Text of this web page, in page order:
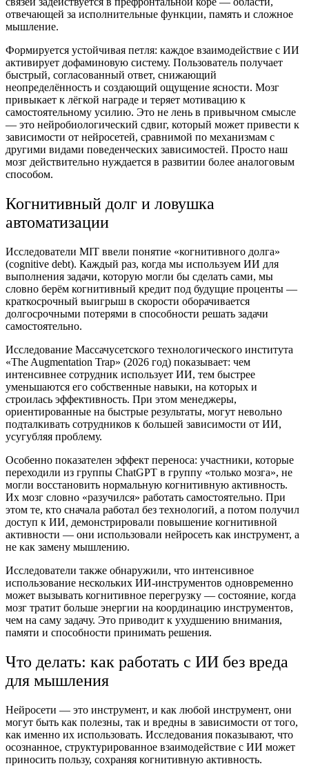
отвечающей за исполнительные функции, память и сложное
мышление.
Формируется устойчивая петля: каждое взаимодействие с ИИ
активирует дофаминовую систему. Пользователь получает
быстрый, согласованный ответ, снижающий
неопределённость и создающий ощущение ясности. Мозг
привыкает к лёгкой награде и теряет мотивацию к
самостоятельному усилию. Это не лень в привычном смысле
— это нейробиологический сдвиг, который может привести к
зависимости от нейросетей, сравнимой по механизмам с
другими видами поведенческих зависимостей. Просто наш
мозг действительно нуждается в развитии более аналоговым
способом.
Когнитивный долг и ловушка
автоматизации
Исследователи MIT ввели понятие «когнитивного долга»
(cognitive debt). Каждый раз, когда мы используем ИИ для
выполнения задачи, которую могли бы сделать сами, мы
словно берём когнитивный кредит под будущие проценты ―
краткосрочный выигрыш в скорости оборачивается
долгосрочными потерями в способности решать задачи
самостоятельно.
Исследование Массачусетского технологического института
«The Augmentation Trap» (2026 год) показывает: чем
интенсивнее сотрудник использует ИИ, тем быстрее
уменьшаются его собственные навыки, на которых и
строилась эффективность. При этом менеджеры,
ориентированные на быстрые результаты, могут невольно
подталкивать сотрудников к большей зависимости от ИИ,
усугубляя проблему.
Особенно показателен эффект переноса: участники, которые
переходили из группы ChatGPT в группу «только мозга», не
могли восстановить нормальную когнитивную активность.
Их мозг словно «разучился» работать самостоятельно. При
этом те, кто сначала работал без технологий, а потом получил
доступ к ИИ, демонстрировали повышение когнитивной
активности — они использовали нейросеть как инструмент, а
не как замену мышлению.
Исследователи также обнаружили, что интенсивное
использование нескольких ИИ-инструментов одновременно
может вызывать когнитивное перегрузку — состояние, когда
мозг тратит больше энергии на координацию инструментов,
чем на саму задачу. Это приводит к ухудшению внимания,
памяти и способности принимать решения.
Что делать: как работать с ИИ без вреда
для мышления
Нейросети — это инструмент, и как любой инструмент, они
могут быть как полезны, так и вредны в зависимости от того,
как именно их использовать. Исследования показывают, что
осознанное, структурированное взаимодействие с ИИ может
приносить пользу, сохраняя когнитивную активность.